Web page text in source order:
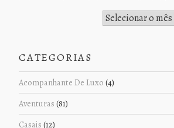
CATEGORIAS
Acompanhante De Luxo (4)
Aventuras (81)
Casais (12)